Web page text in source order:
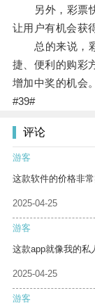
另外，彩票快
让用户有机会获
总的来说，彩
捷、便利的购彩
增加中奖的机会。
#39#
评论
游客
这款软件的价格非常
2025-04-25
游客
这款app就像我的私
2025-04-25
游客